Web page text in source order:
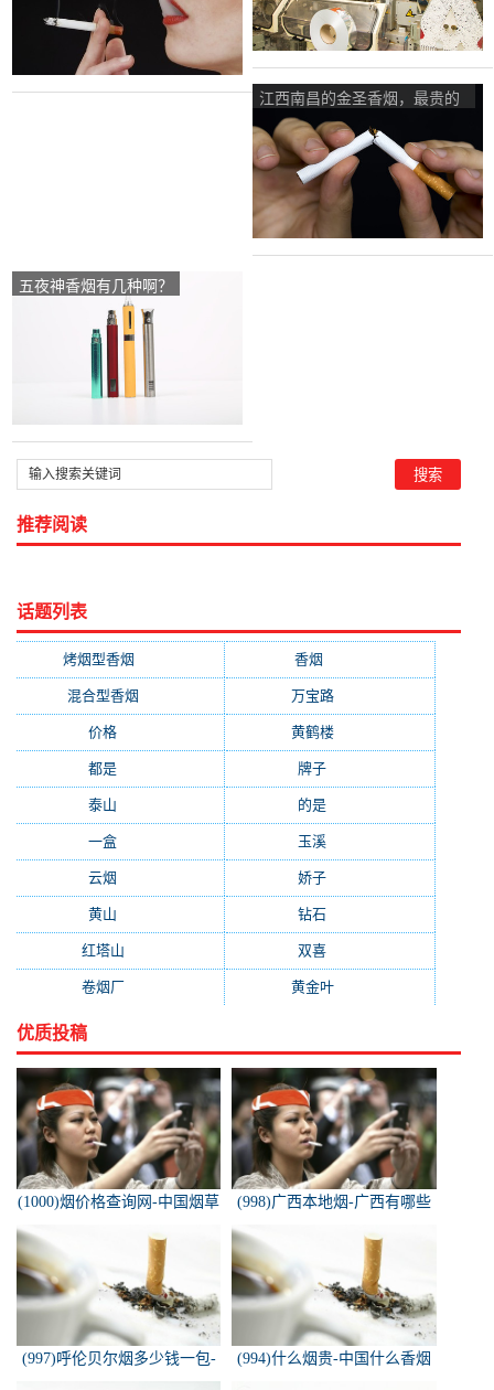
江西南昌的金圣香烟，最贵的
叫什么，要多少钱一包？
五夜神香烟有几种啊？
推荐阅读
话题列表
烤烟型香烟 香烟
混合型香烟 万宝路(331)
价格 黄鹤楼(315)
都是 牌子
泰山 的是
一盒 玉溪
云烟 娇子
黄山 钻石
红塔山 双喜
卷烟厂(154) 黄金叶(151)
优质投稿
(1000)烟价格查询网-中国烟草
(998)广西本地烟-广西有哪些
(997)呼伦贝尔烟多少钱一包-
白色的呼伦贝尔香烟多少钱一
(994)什么烟贵-中国什么香烟